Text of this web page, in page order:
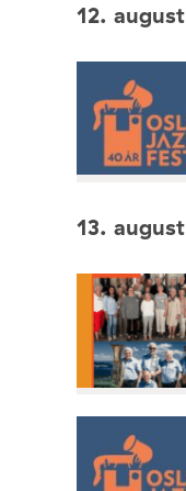
12. august
13. august